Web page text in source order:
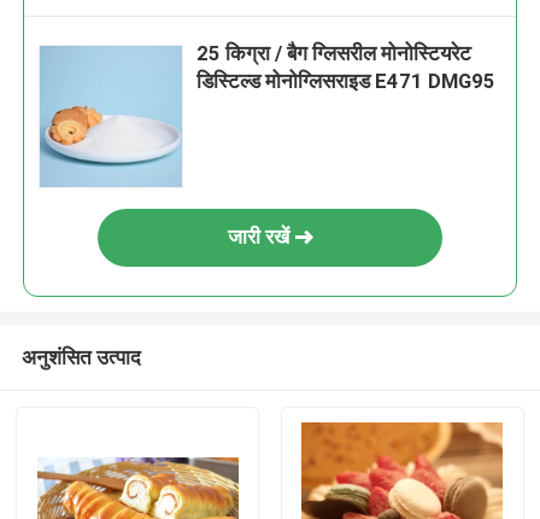
25 किग्रा / बैग ग्लिसरील मोनोस्टियरेट
डिस्टिल्ड मोनोग्लिसराइड E471 DMG95
जारी रखें
अनुशंसित उत्पाद